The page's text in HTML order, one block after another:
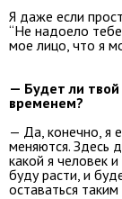
Я даже если
“Не надоело
мое лицо, что я
— Будет ли
временем?
— Да, конечно, я
меняются. Здесь
какой я человек
буду расти, и
оставаться